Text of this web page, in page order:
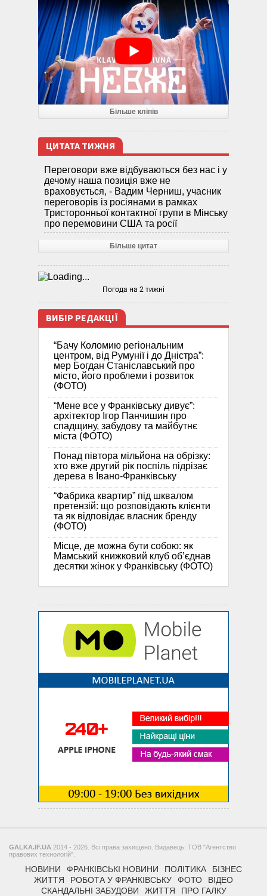
Більше кліпів
ЦИТАТА ТИЖНЯ
Переговори вже відбуваються без нас і у
дечому наша позиція вже не
враховується, - Вадим Черниш, учасник
переговорів із росіянами в рамках
Тристоронньої контактної групи в Мінську
про перемовини США та росії
Більше цитат
Погода на 2 тижні
ВИБІР РЕДАКЦІЇ
“Бачу Коломию регіональним
центром, від Румунії і до Дністра”:
мер Богдан Станіславський про
місто, його проблеми і розвиток
(ФОТО)
“Мене все у Франківську дивує”:
архітектор Ігор Панчишин про
спадщину, забудову та майбутнє
міста (ФОТО)
Понад півтора мільйона на обрізку:
хто вже другий рік поспіль підрізає
дерева в Івано-Франківську
“Фабрика квартир” під шквалом
претензій: що розповідають клієнти
та як відповідає власник бренду
(ФОТО)
Місце, де можна бути собою: як
Мамський книжковий клуб об’єднав
десятки жінок у Франківську (ФОТО)
GALKA.IF.UA 2014 - 2026. Всі права захищено. Видавець: ТОВ "Агентство
правових технологій".
НОВИНИ ФРАНКІВСЬКІ НОВИНИ ПОЛІТИКА
БІЗНЕС
ЖИТТЯ
РОБОТА У ФРАНКІВСЬКУ ФОТО
ВІДЕО
СКАНДАЛЬНІ ЗАБУДОВИ
ЖИТТЯ ПРО ГАЛКУ